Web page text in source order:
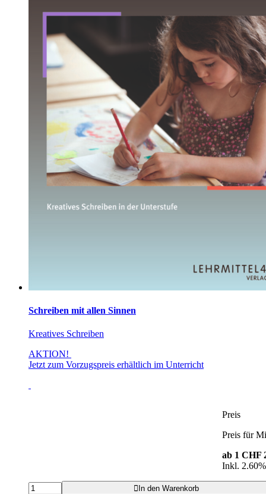
Schreiben mit allen Sinnen
Kreatives Schreiben
AKTION!
Jetzt zum Vorzugspreis erhältlich im Unterricht
Preis
Preis für
ab 1 CHF
Inkl.
In den Warenkorb